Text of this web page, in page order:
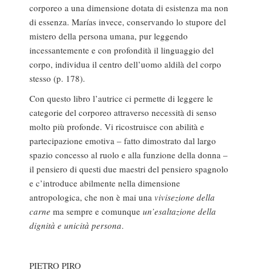
corporeo a una dimensione dotata di esistenza ma non
di essenza. Marías invece, conservando lo stupore del
mistero della persona umana, pur leggendo
incessantemente e con profondità il linguaggio del
corpo, individua il centro dell’uomo aldilà del corpo
stesso (p. 178).
Con questo libro l’autrice ci permette di leggere le
categorie del corporeo attraverso necessità di senso
molto più profonde. Vi ricostruisce con abilità e
partecipazione emotiva – fatto dimostrato dal largo
spazio concesso al ruolo e alla funzione della donna –
il pensiero di questi due maestri del pensiero spagnolo
e c’introduce abilmente nella dimensione
antropologica, che non è mai una vivisezione della
carne ma sempre e comunque un’esaltazione della
dignità e unicità persona.
PIETRO PIRO